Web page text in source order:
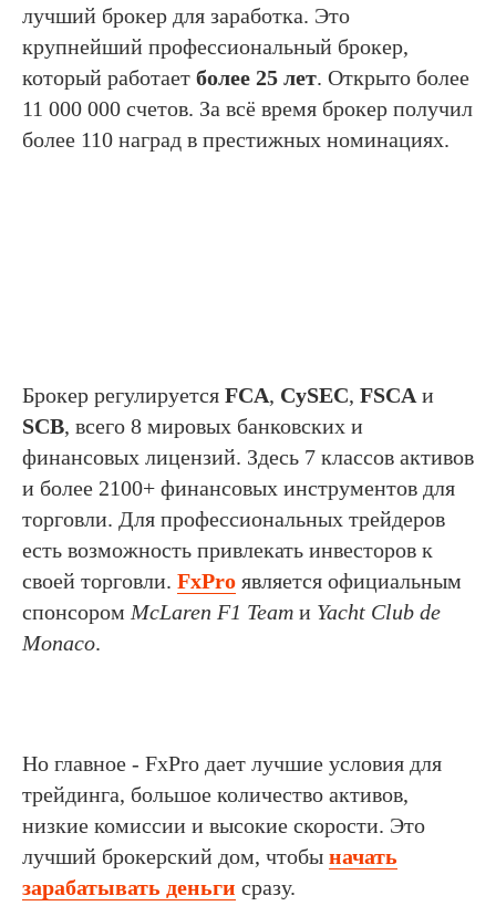
лучший брокер для заработка. Это
крупнейший профессиональный брокер,
который работает более 25 лет. Открыто более
11 000 000 счетов. За всё время брокер получил
более 110 наград в престижных номинациях.
Брокер регулируется FCA, CySEC, FSCA и
SCB, всего 8 мировых банковских и
финансовых лицензий. Здесь 7 классов активов
и более 2100+ финансовых инструментов для
торговли. Для профессиональных трейдеров
есть возможность привлекать инвесторов к
своей торговли. FxPro является официальным
спонсором McLaren F1 Team и Yacht Club de
Monaco.
Но главное - FxPro дает лучшие условия для
трейдинга, большое количество активов,
низкие комиссии и высокие скорости. Это
лучший брокерский дом, чтобы начать
зарабатывать деньги сразу.